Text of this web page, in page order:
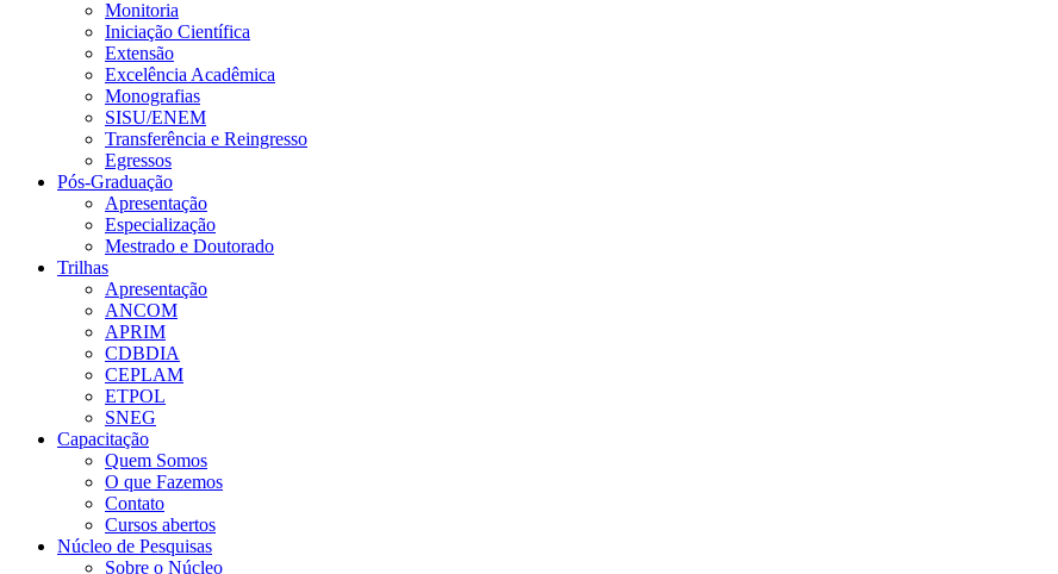
Monitoria
Iniciação Científica
Extensão
Excelência Acadêmica
Monografias
SISU/ENEM
Transferência e Reingresso
Egressos
Pós-Graduação
Apresentação
Especialização
Mestrado e Doutorado
Trilhas
Apresentação
ANCOM
APRIM
CDBDIA
CEPLAM
ETPOL
SNEG
Capacitação
Quem Somos
O que Fazemos
Contato
Cursos abertos
Núcleo de Pesquisas
Sobre o Núcleo